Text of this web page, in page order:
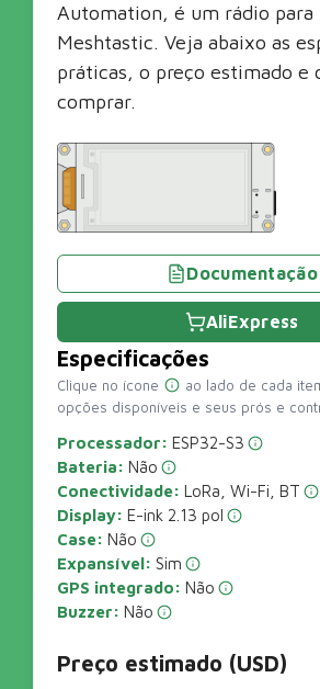
Automation, é um rádio para
Meshtastic. Veja abaixo as
práticas, o preço estimado e
comprar.
Documentação
AliExpress
Especificações
Clique no ícone
ao lado de cada
opções disponíveis e seus prós e
Processador: ESP32-S3
Bateria: Não
Conectividade: LoRa, Wi-Fi, BT
Display: E-ink 2.13 pol
Case: Não
Expansível: Sim
GPS integrado: Não
Buzzer: Não
Preço estimado (USD)